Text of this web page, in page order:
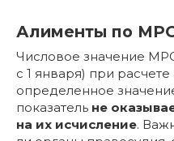
Алименты по
Числовое значение
с 1 января) при
определенное
показатель не
на их исчисление.